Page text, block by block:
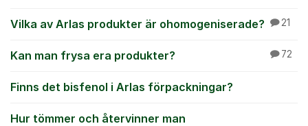
Vilka av Arlas produkter är ohomogeniserade? 21
Kan man frysa era produkter? 72
Finns det bisfenol i Arlas förpackningar?
Hur tömmer och återvinner man